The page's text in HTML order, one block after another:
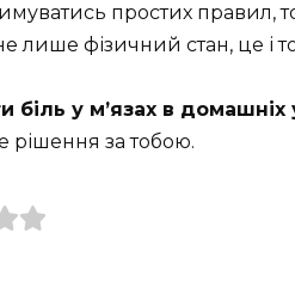
простих правил,
лише фізичний стан, це і
біль у м’язах в домашніх
рішення за тобою.